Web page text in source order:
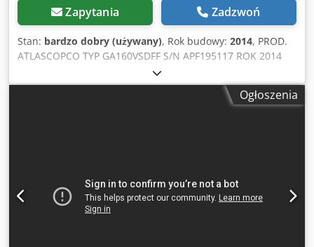
Zapytania Zadzwoń
Stan: bardzo dobry (używany), Rok budowy: 2014, PROD.
ATLASCOPCO TYP GA160VSDFF S/N APF195117 ROK 2014
MOC (kW) 186 WYDAJ. (m3/min) 4,82-26.70 CIS (bar) 8.3
GODZ (DOC/OGÓL) 67773 FALOWNIK tak WBUD. OSUSZACZ
tak Chodezl S Smspfx Aczea WYMIENNIK nie CHŁODZONA
Ogłoszenia